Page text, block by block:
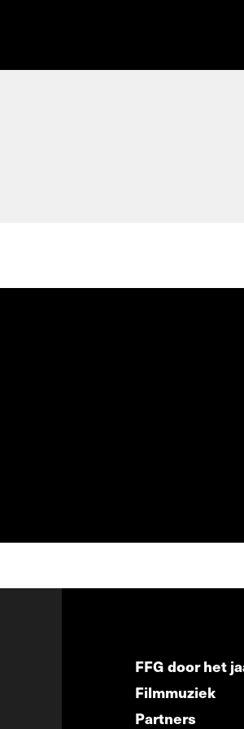
FFG door het
Filmmuziek
Partners